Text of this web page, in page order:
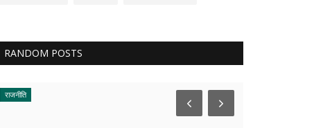
RANDOM POSTS
गांव की खबरें